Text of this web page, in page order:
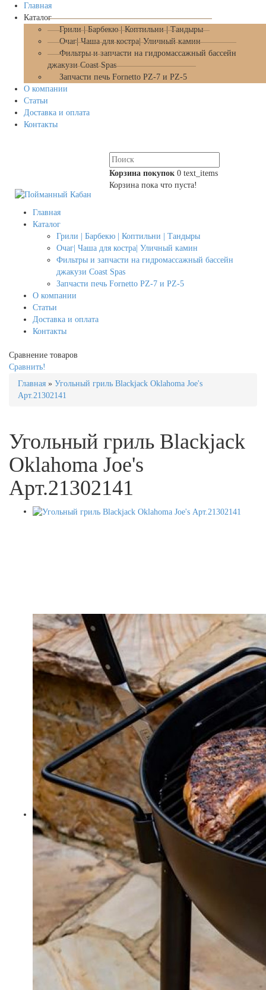
Главная
Каталог
Грили | Барбекю | Коптильни | Тандыры
Очаг| Чаша для костра| Уличный камин
Фильтры и запчасти на гидромассажный бассейн
джакузи Coast Spas
Запчасти печь Fornetto PZ-7 и PZ-5
О компании
Статьи
Доставка и оплата
Контакты
Корзина покупок 0 text_items
Корзина пока что пуста!
Главная
Каталог
Грили | Барбекю | Коптильни | Тандыры
Очаг| Чаша для костра| Уличный камин
Фильтры и запчасти на гидромассажный бассейн
джакузи Coast Spas
Запчасти печь Fornetto PZ-7 и PZ-5
О компании
Статьи
Доставка и оплата
Контакты
Сравнение товаров
Сравнить!
Главная » Угольный гриль Blackjack Oklahoma Joe's
Арт.21302141
Угольный гриль Blackjack
Oklahoma Joe's
Арт.21302141